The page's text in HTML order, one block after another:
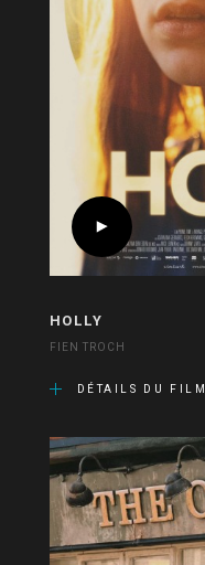
HOLLY
FIEN TROCH
DÉTAILS DU FILM